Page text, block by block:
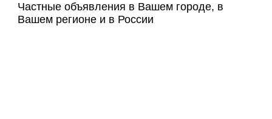
Частные объявления в Вашем городе, в
Вашем регионе и в России